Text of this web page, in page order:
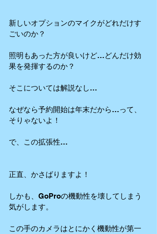
新しいオプションのマイクがどれだけす
ごいのか？
照明もあった方が良いけど…どんだけ効
果を発揮するのか？
そこについては解説なし…
なぜなら予約開始は年末だから…って、
そりゃないよ！
で、この拡張性…
正直、かさばりますよ！
しかも、GoProの機動性を壊してしまう
気がします。
この手のカメラはとにかく機動性が第一